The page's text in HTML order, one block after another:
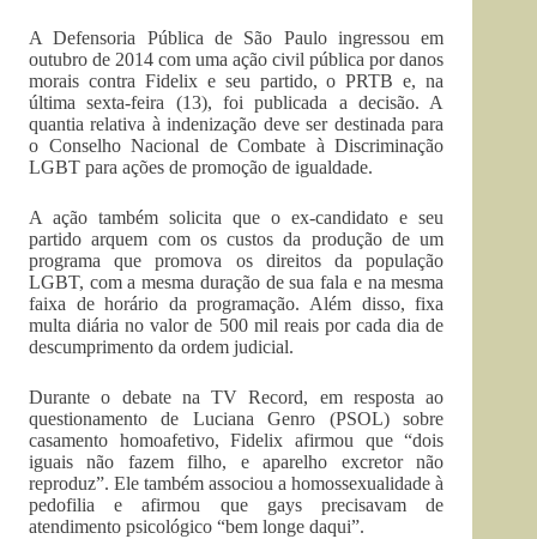
A Defensoria Pública de São Paulo ingressou em
outubro de 2014 com uma ação civil pública por danos
morais contra Fidelix e seu partido, o PRTB e, na
última sexta-feira (13), foi publicada a decisão. A
quantia relativa à indenização deve ser destinada para
o Conselho Nacional de Combate à Discriminação
LGBT para ações de promoção de igualdade.
A ação também solicita que o ex-candidato e seu
partido arquem com os custos da produção de um
programa que promova os direitos da população
LGBT, com a mesma duração de sua fala e na mesma
faixa de horário da programação. Além disso, fixa
multa diária no valor de 500 mil reais por cada dia de
descumprimento da ordem judicial.
Durante o debate na TV Record, em resposta ao
questionamento de Luciana Genro (PSOL) sobre
casamento homoafetivo, Fidelix afirmou que “dois
iguais não fazem filho, e aparelho excretor não
reproduz”. Ele também associou a homossexualidade à
pedofilia e afirmou que gays precisavam de
atendimento psicológico “bem longe daqui”.